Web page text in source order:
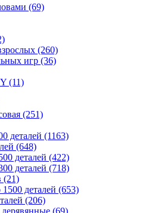
(69)
(260)
игр (36)
(11)
(251)
деталей (1163)
(648)
деталей (422)
деталей (718)
(21)
деталей (653)
(206)